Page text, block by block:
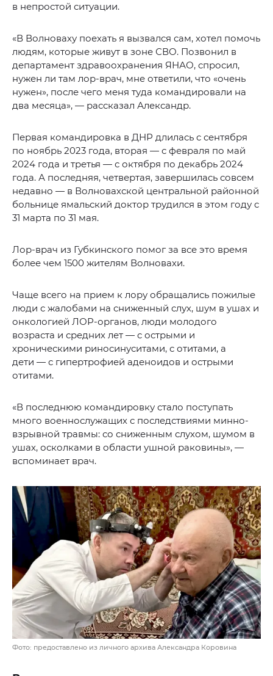
в непростой ситуации.
«В Волноваху поехать я вызвался сам, хотел помочь
людям, которые живут в зоне СВО. Позвонил в
департамент здравоохранения ЯНАО, спросил,
нужен ли там лор-врач, мне ответили, что «очень
нужен», после чего меня туда командировали на
два месяца», — рассказал Александр.
Первая командировка в ДНР длилась с сентября
по ноябрь 2023 года, вторая — с февраля по май
2024 года и третья — с октября по декабрь 2024
года. А последняя, четвертая, завершилась совсем
недавно — в Волновахской центральной районной
больнице ямальский доктор трудился в этом году с
31 марта по 31 мая.
Лор-врач из Губкинского помог за все это время
более чем 1500 жителям Волновахи.
Чаще всего на прием к лору обращались пожилые
люди с жалобами на сниженный слух, шум в ушах и
онкологией ЛОР-органов, люди молодого
возраста и средних лет — с острыми и
хроническими риносинуситами, с отитами, а
дети — с гипертрофией аденоидов и острыми
отитами.
«В последнюю командировку стало поступать
много военнослужащих с последствиями минно-
взрывной травмы: со сниженным слухом, шумом в
ушах, осколками в области ушной раковины», —
вспоминает врач.
Фото: предоставлено из личного архива Александра Коровина